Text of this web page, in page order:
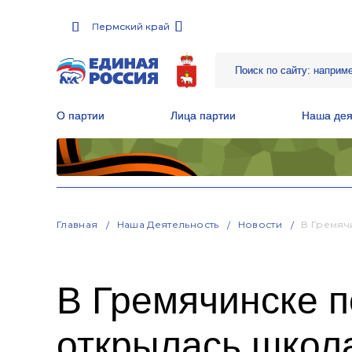
Пермский край
О партии Лица партии Наша
Главная Наша Деятельность Новости В
В Гремячинске
Пермский край
О партии Лица партии Наша